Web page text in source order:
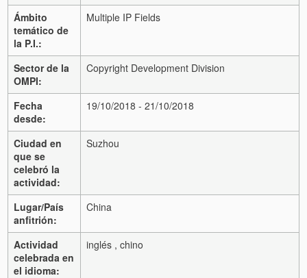
Ámbito
temático de
la P.I.:
Multiple IP Fields
Sector de la
OMPI:
Copyright Development Division
Fecha
desde:
19/10/2018 - 21/10/2018
Ciudad en
que se
celebró la
actividad:
Suzhou
Lugar/País
anfitrión:
China
Actividad
celebrada en
el idioma:
inglés , chino